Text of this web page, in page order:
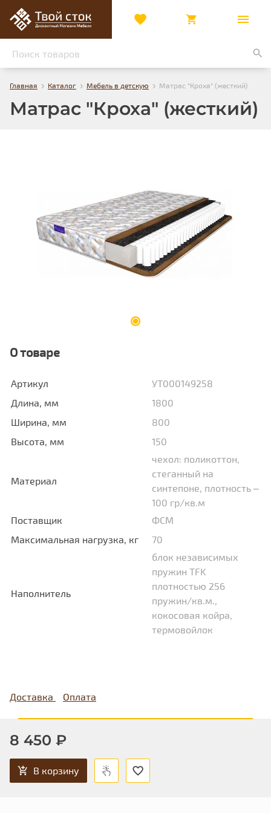
Главная › Каталог › Мебель в детскую › Матрас "Кроха" (жесткий)
Матрас "Кроха" (жесткий)
О товаре
Артикул
УТ000149258
Длина, мм
1800
Ширина, мм
800
Высота, мм
150
Материал
чехол: поликоттон,
стеганный на
синтепоне, плотность –
100 гр/кв.м
Поставщик
ФСМ
Максимальная нагрузка, кг
70
Наполнитель
блок независимых
пружин TFK
плотностью 256
пружин/кв.м.,
кокосовая койра,
термовойлок
Доставка Оплата
8 450 ₽
В корзину